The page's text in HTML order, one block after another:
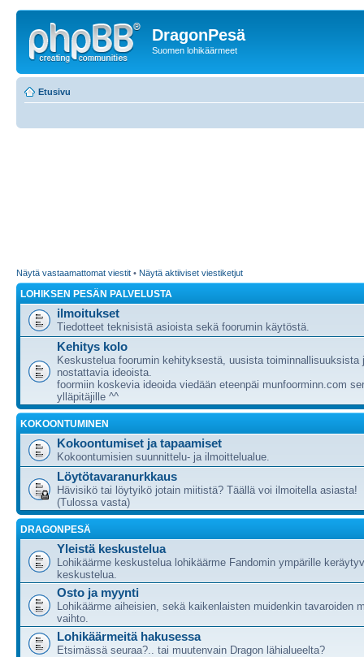
DragonPesä
Suomen lohikäärmeet
Etusivu
Näytä vastaamattomat viestit • Näytä aktiiviset viestiketjut
LOHIKSEN PESÄN PALVELUSTA
ilmoitukset
Tiedotteet teknisistä asioista sekä foorumin käytöstä.
Kehitys kolo
Keskustelua foorumin kehityksestä, uusista toiminnallisuuksista
nostattavia ideoista.
foormiin koskevia ideoida viedään eteenpäi munfoorminn.com
ylläpitäjille ^^
KOKOONTUMINEN
Kokoontumiset ja tapaamiset
Kokoontumisien suunnittelu- ja ilmoittelualue.
Löytötavaranurkkaus
Hävisikö tai löytyikö jotain miitistä? Täällä voi ilmoitella asiasta!
(Tulossa vasta)
DRAGONPESÄ
Yleistä keskustelua
Lohikäärme keskustelua lohikäärme Fandomin ympärille
keskustelua.
Osto ja myynti
Lohikäärme aiheisien, sekä kaikenlaisten muidenkin tavaroiden
vaihto.
Lohikäärmeitä hakusessa
Etsimässä seuraa?.. tai muutenvain Dragon lähialueelta?